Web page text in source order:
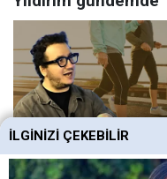
İLGINIZI ÇEKEBILIR